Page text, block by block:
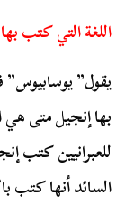
اللغة التي كتب
يقول” يوسابيوس”
بها إنجيل متى
للعبرانيين كتب
السائد أنها كتب